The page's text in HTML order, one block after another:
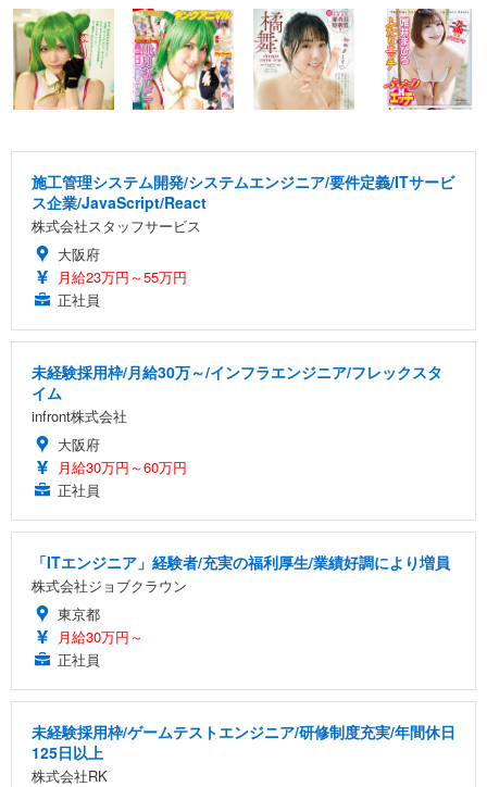
施工管理システム開発/システムエンジニア/要件定義/ITサービ
ス企業/JavaScript/React
株式会社スタッフサービス
大阪府
月給23万円～55万円
正社員
未経験採用枠/月給30万～/インフラエンジニア/フレックスタ
イム
infront株式会社
大阪府
月給30万円～60万円
正社員
「ITエンジニア」経験者/充実の福利厚生/業績好調により増員
株式会社ジョブクラウン
東京都
月給30万円～
正社員
未経験採用枠/ゲームテストエンジニア/研修制度充実/年間休日
125日以上
株式会社RK